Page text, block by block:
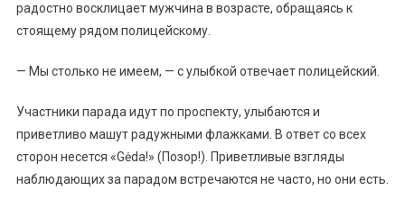
радостно восклицает мужчина в возрасте, обращаясь к
стоящему рядом полицейскому.
— Мы столько не имеем, — с улыбкой отвечает полицейский.
Участники парада идут по проспекту, улыбаются и
приветливо машут радужными флажками. В ответ со всех
сторон несется «Gėda!» (Позор!). Приветливые взгляды
наблюдающих за парадом встречаются не часто, но они есть.